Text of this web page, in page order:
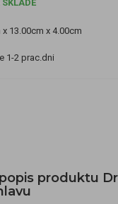
x 13.00cm x 4.00cm
1-2 prac.dni
produktu